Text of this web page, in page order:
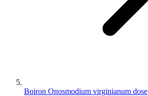
Boiron Onosmodium virginianum dose